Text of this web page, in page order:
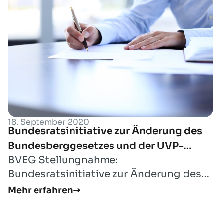
18. September 2020
Bundesratsinitiative zur Änderung des
Bundesberggesetzes und der UVP-
Verordnung
BVEG Stellungnahme:
Bundesratsinitiative zur Änderung des
Bundesberggesetzes und der UVP-
Mehr erfahren